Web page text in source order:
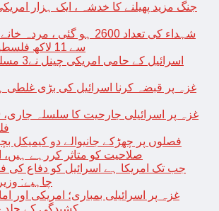
جنگ مزید پھیلنے کا خدشہ ، ایک ہزار
شہداء کی تعداد 2600 ہو گئی ،
سے 11 لاکھ فلسطینیوں کا انخلاء
اسرائیل
غزہ پر قبضہ کرنا اسرائیل کی بڑی غلطی
فصلوں پر چھڑکے جانیوالے دو کیمیکل
صلاحیت کو متاثر کررہے ہیں،
جب تک امریکا ہے اسرائیل کو دفاع کی
چاہیے:
غزہ پر اسرائیلی بمباری؛ امریکی اور
کشیدگی کے جلد